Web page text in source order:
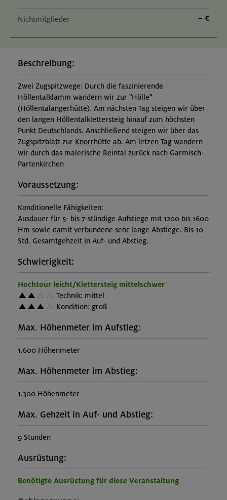
Nichtmitglieder – €
Beschreibung:
Zwei Zugspitzwege: Durch die faszinierende
Höllentalklamm wandern wir zur "Hölle"
(Höllentalangerhütte). Am nächsten Tag steigen wir über
den langen Höllentalklettersteig hinauf zum höchsten
Punkt Deutschlands. Anschließend steigen wir über das
Zugspitzblatt zur Knorrhütte ab. Am letzen Tag wandern
wir durch das malerische Reintal zurück nach Garmisch-
Partenkirchen
Voraussetzung:
Konditionelle Fähigkeiten:
Ausdauer für 5- bis 7-stündige Aufstiege mit 1200 bis 1600
Hm sowie damit verbundene sehr lange Abstiege. Bis 10
Std. Gesamtgehzeit in Auf- und Abstieg.
Schwierigkeit:
Hochtour leicht/Klettersteig mittelschwer
Technik: mittel
Kondition: groß
Max. Höhenmeter im Aufstieg:
1.600 Höhenmeter
Max. Höhenmeter im Abstieg:
1.300 Höhenmeter
Max. Gehzeit in Auf- und Abstieg:
9 Stunden
Ausrüstung:
Benötigte Ausrüstung für diese Veranstaltung